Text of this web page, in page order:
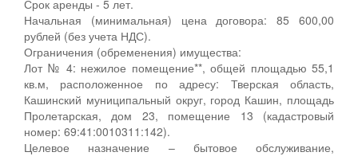
Срок аренды - 5 лет.
Начальная (минимальная) цена договора: 85 600,00
рублей (без учета НДС).
Ограничения (обременения) имущества:
Лот № 4: нежилое помещение**, общей площадью 55,1
кв.м, расположенное по адресу: Тверская область,
Кашинский муниципальный округ, город Кашин, площадь
Пролетарская, дом 23, помещение 13 (кадастровый
номер: 69:41:0010311:142).
Целевое назначение – бытовое обслуживание,